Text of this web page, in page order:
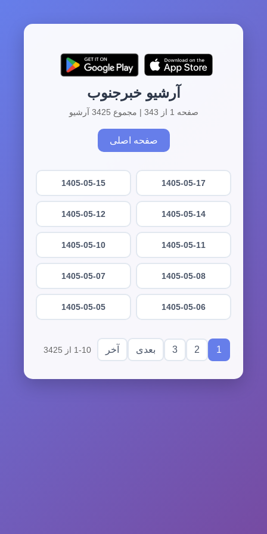
آرشیو خبرجنوب
صفحه 1 از 343 | مجموع 3425 آرشیو
صفحه اصلی
1405-05-17
1405-05-15
1405-05-14
1405-05-12
1405-05-11
1405-05-10
1405-05-08
1405-05-07
1405-05-06
1405-05-05
1
2
3 بعدی آخر 1-10 از 3425